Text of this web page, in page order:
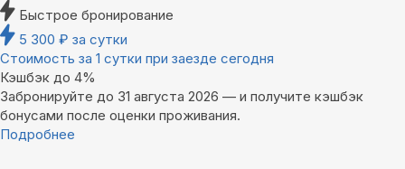
Быстрое бронирование
5 300 ₽ за сутки
Стоимость за 1 сутки при заезде сегодня
Кэшбэк до 4%
Забронируйте до 31 августа 2026 — и получите кэшбэк
бонусами после оценки проживания.
Подробнее